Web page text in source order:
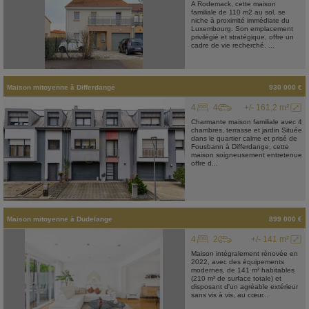
A Rodemack, cette maison
familiale de 110 m2 au sol, se
niche à proximité immédiate du
Luxembourg. Son emplacement
privilégié et stratégique, offre un
cadre de vie recherché. ...
Maison mitoyenne à Differdange 930 000 €
+/- 161,2 m²
4 4
Charmante maison familiale avec 4
chambres, terrasse et jardin Située
dans le quartier calme et prisé de
Fousbann à Differdange, cette
maison soigneusement entretenue
offre d...
Maison mitoyenne à Dudelange 899 000 €
+/- 141 m²
4 2
Maison intégralement rénovée en
2022, avec des équipements
modernes, de 141 m² habitables
(210 m² de surface totale) et
disposant d'un agréable extérieur
sans vis à vis, au cœur...